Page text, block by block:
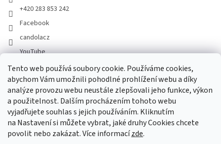
Tento web používá soubory cookie. Používáme cookies,
abychom Vám umožnili pohodlné prohlížení webu a díky
analýze provozu webu neustále zlepšovali jeho funkce, výkon
a použitelnost. Dalším procházením tohoto webu
vyjadřujete souhlas s jejich používáním. Kliknutím
na Nastavení si můžete vybrat, jaké druhy Cookies chcete
povolit nebo zakázat. Více informacízde.
+420 283 853 242
Facebook
candolacz
YouTube
Přijímáme online platby